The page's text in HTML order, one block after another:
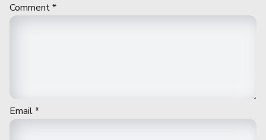
Comment*
Email*